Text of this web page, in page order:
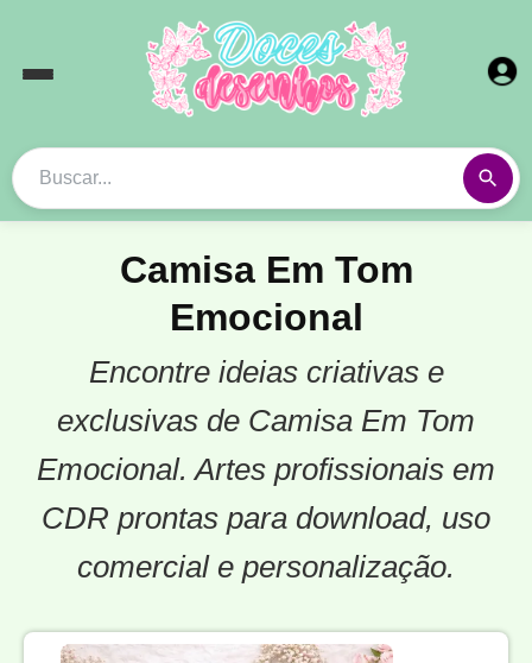
Camisa Em Tom
Emocional
Encontre ideias criativas e
exclusivas de Camisa Em Tom
Emocional. Artes profissionais em
CDR prontas para download, uso
comercial e personalização.